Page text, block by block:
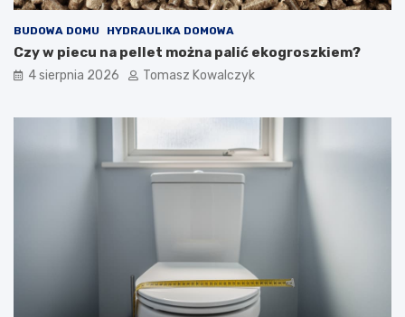
BUDOWA DOMU HYDRAULIKA DOMOWA
Czy w piecu na pellet można palić ekogroszkiem?
4 sierpnia 2026 Tomasz Kowalczyk